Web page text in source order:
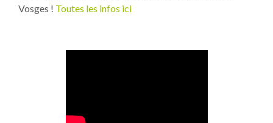
Vosges ! Toutes les infos ici